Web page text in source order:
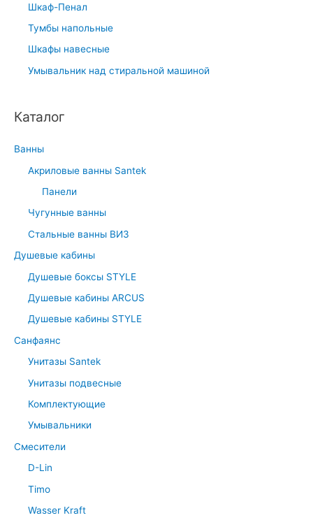
Шкаф-Пенал
Тумбы напольные
Шкафы навесные
Умывальник над стиральной машиной
Каталог
Ванны
Акриловые ванны Santek
Панели
Чугунные ванны
Стальные ванны ВИЗ
Душевые кабины
Душевые боксы STYLE
Душевые кабины ARCUS
Душевые кабины STYLE
Санфаянс
Унитазы Santek
Унитазы подвесные
Комплектующие
Умывальники
Смесители
D-Lin
Timo
Wasser Kraft